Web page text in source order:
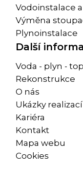
Vodoinstalace
Výměna
Plynoinstalace
Další
Voda - plyn -
Rekonstrukce
O nás
Ukázky realizací
Kariéra
Kontakt
Mapa webu
Cookies